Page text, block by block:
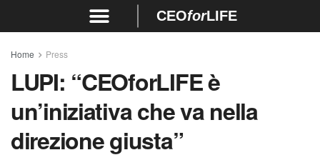
CEOforLIFE
Home Press
LUPI: “CEOforLIFE è
un’iniziativa che va nella
direzione giusta”